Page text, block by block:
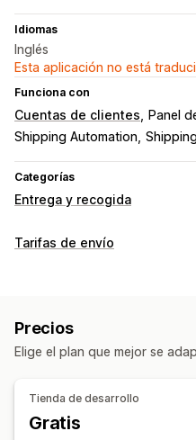
Idiomas
Inglés
Esta aplicación no está
Funciona con
Cuentas de clientes Panel
Shipping Automation
Categorías
Entrega y recogida
Opciones de entrega
Opciones de recogida
Frente a la tienda
Múltiples
Tarifas de envío
Basado en el cliente
Basado en el producto
Precios
Elige el plan que mejor se
Tienda de desarrollo
Gratis